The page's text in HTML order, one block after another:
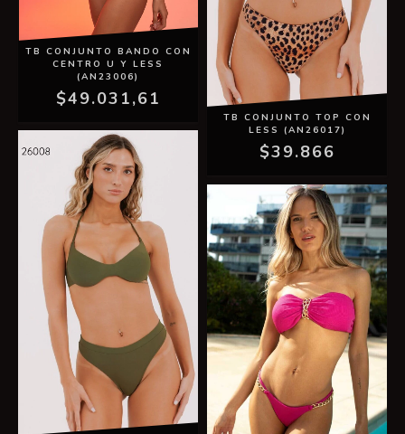
TB CONJUNTO BANDO CON
CENTRO U Y LESS
(AN23006)
$49.031,61
TB CONJUNTO TOP CON
LESS (AN26017)
$39.866